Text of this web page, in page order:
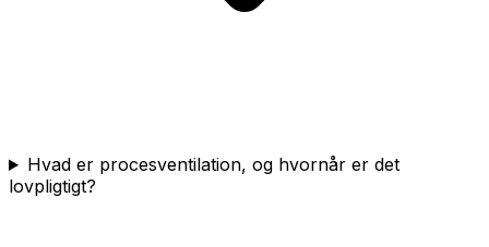
Hvad er procesventilation, og hvornår er det
lovpligtigt?